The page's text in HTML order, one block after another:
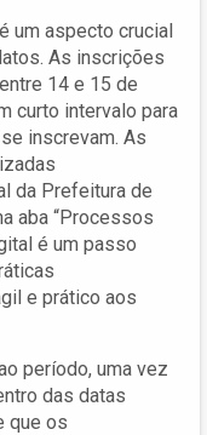
um aspecto crucial
As inscrições
14 e 15 de
curto intervalo para
inscrevam. As
da Prefeitura de
aba “Processos
é um passo
e prático aos
período, uma vez
das datas
que os